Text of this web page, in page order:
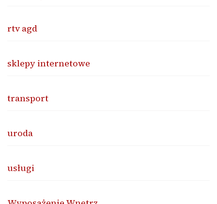
rtv agd
sklepy internetowe
transport
uroda
usługi